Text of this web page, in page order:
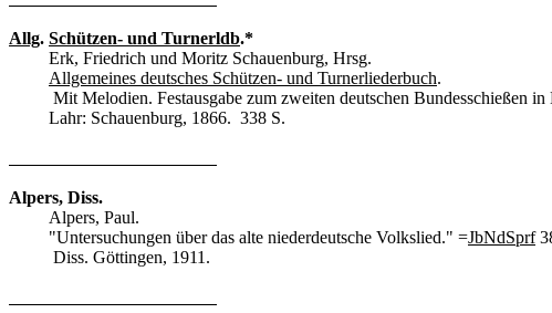
Allg. Schützen- und Turnerldb.*
Erk, Friedrich und Moritz Schauenburg, Hrsg.
Allgemeines deutsches Schützen- und Turnerliederbuch.
Mit Melodien. Festausgabe zum zweiten deutschen Bundesschießen
Lahr: Schauenburg, 1866. 338 S.
Alpers, Diss.
Alpers, Paul.
"Untersuchungen über das alte niederdeutsche Volkslied." =JbNdSprf
Diss. Göttingen, 1911.